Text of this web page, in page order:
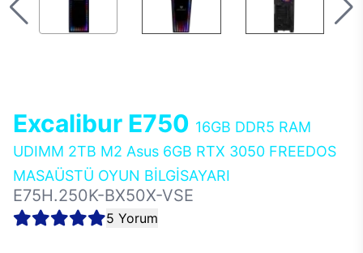
Excalibur E750 16GB DDR5 RAM
UDIMM 2TB M2 Asus 6GB RTX 3050 FREEDOS
MASAÜSTÜ OYUN BİLGİSAYARI
E75H.250K-BX50X-VSE
5 Yorum